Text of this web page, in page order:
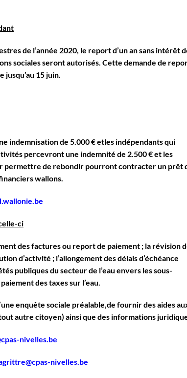
de l’année 2020, le report d’un an sans intérêt
sociales seront autorisés. Cette demande de
jusqu’au 15 juin.
indemnisation de 5.000 € etles indépendants qui
percevront une indemnité de 2.500 € et les
permettre de rebondir pourront contracter un prêt
wallons.
ci
des factures ou report de paiement ; la révision
d’activité ; l’allongement des délais d’échéance
publiques du secteur de l’eau envers les sous-
des taxes sur l’eau.
enquête sociale préalable,de fournir des aides
autre citoyen) ainsi que des informations
nivelles.be
nivelles.be